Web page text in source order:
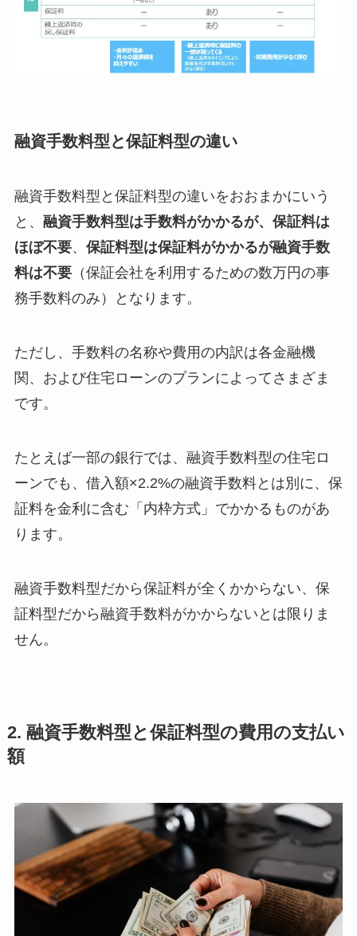
融資手数料型と保証料型の違い
融資手数料型と保証料型の違いをおおまかにいう
と、 融資手数料型は手数料がかかるが、 保証料は
ほぼ不要、 保証料型は保証料がかかるが融資手数
料は不要（保証会社を利用するための数万円の事
務手数料のみ）となります。
ただし、手数料の名称や費用の内訳は各金融機
関、および住宅ローンのプランによってさまざま
です。
たとえば一部の銀行では、融資手数料型の住宅ロ
ーンでも、借入額×2.2%の融資手数料とは別に、保
証料を金利に含む「内枠方式」でかかるものがあ
ります。
融資手数料型だから保証料が全くかからない、保
証料型だから融資手数料がかからないとは限りま
せん。
2. 融資手数料型と保証料型の費用の支払い
額